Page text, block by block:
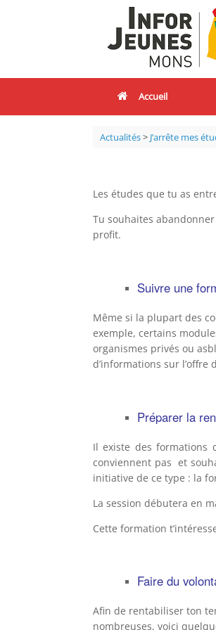
Accueil
Actualités> J’arrête mes
Les études que tu as
Tu souhaites
profit.
Suivre une
Même si la plupart des
exemple, certains
organismes privés ou
d’informations sur l’offre
Préparer la
Il existe des formations
conviennent pas et
initiative de ce type : la
La session débutera en
Cette formation
Faire du
Afin de rentabiliser ton
nombreuses, voici